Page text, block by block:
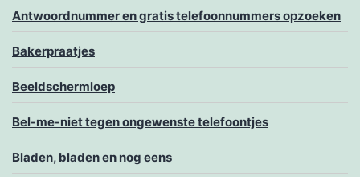
Antwoordnummer en gratis telefoonnummers opzoeken
Bakerpraatjes
Beeldschermloep
Bel-me-niet tegen ongewenste telefoontjes
Bladen, bladen en nog eens